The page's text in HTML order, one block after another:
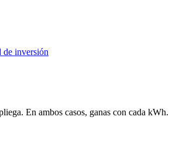
de inversión
En ambos casos, ganas con cada kWh.